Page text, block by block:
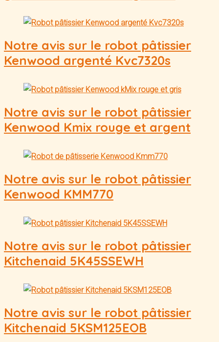
Notre avis sur le robot pâtissier
Kenwood argenté Kvc7320s
Notre avis sur le robot pâtissier
Kenwood Kmix rouge et argent
Notre avis sur le robot pâtissier
Kenwood KMM770
Notre avis sur le robot pâtissier
Kitchenaid 5K45SSEWH
Notre avis sur le robot pâtissier
Kitchenaid 5KSM125EOB